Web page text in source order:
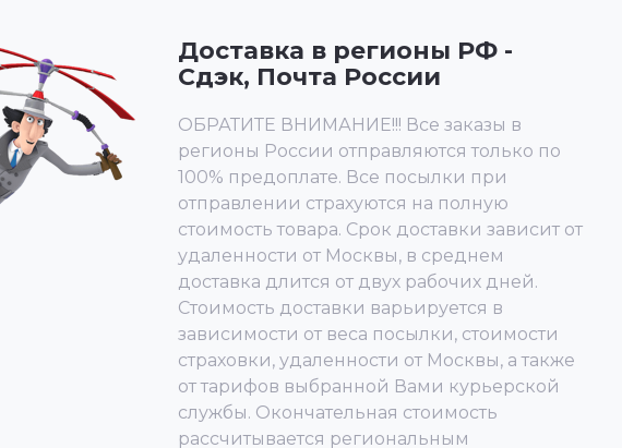
Доставка в регионы РФ -
Сдэк, Почта России
ОБРАТИТЕ ВНИМАНИЕ!!! Все заказы в
регионы России отправляются только по
100% предоплате. Все посылки при
отправлении страхуются на полную
стоимость товара. Срок доставки зависит от
удаленности от Москвы, в среднем
доставка длится от двух рабочих дней.
Стоимость доставки варьируется в
зависимости от веса посылки, стоимости
страховки, удаленности от Москвы, а также
от тарифов выбранной Вами курьерской
службы. Окончательная стоимость
рассчитывается региональным